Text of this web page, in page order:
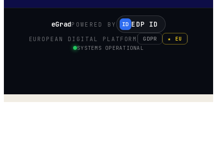
eGradPOWERED BY ID EDP ID
EUROPEAN DIGITAL PLATFORM GDPR
★ EU
SYSTEMS OPERATIONAL